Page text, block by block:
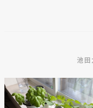
池田